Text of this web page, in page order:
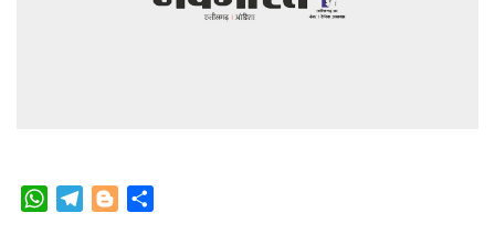
W
T
B